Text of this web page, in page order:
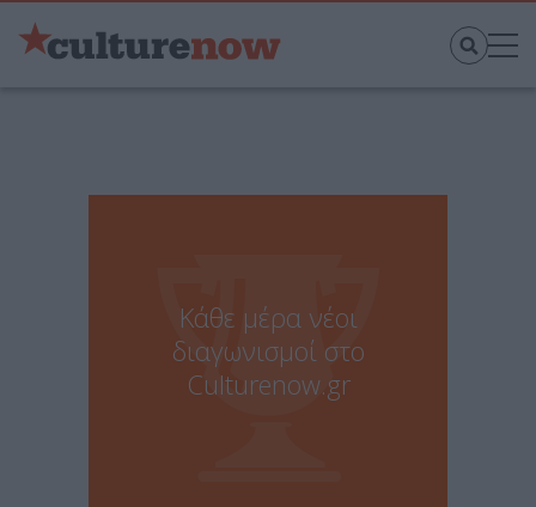
Κάθε μέρα νέοι
διαγωνισμοί στο
Culturenow.gr